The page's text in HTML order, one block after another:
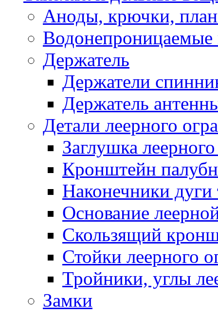
Аноды, крючки,
Водонепроницаемые
Держатель
Держатели
Держатель
Детали леерного
Заглушка
Кронштейн
Наконечники дуги
Основание
Скользящий
Стойки леерного
Тройники, углы
Замки